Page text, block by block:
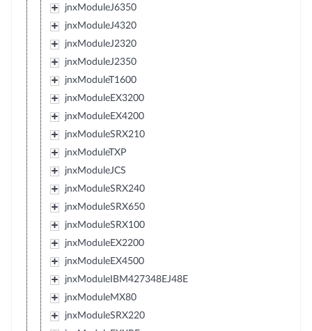
jnxModuleJ6350
jnxModuleJ4320
jnxModuleJ2320
jnxModuleJ2350
jnxModuleT1600
jnxModuleEX3200
jnxModuleEX4200
jnxModuleSRX210
jnxModuleTXP
jnxModuleJCS
jnxModuleSRX240
jnxModuleSRX650
jnxModuleSRX100
jnxModuleEX2200
jnxModuleEX4500
jnxModuleIBM427348EJ48E
jnxModuleMX80
jnxModuleSRX220